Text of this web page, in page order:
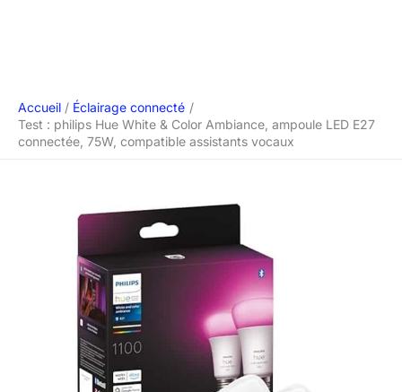
Accueil
Éclairage connecté
Test : philips Hue White & Color Ambiance, ampoule LED E27
connectée, 75W, compatible assistants vocaux